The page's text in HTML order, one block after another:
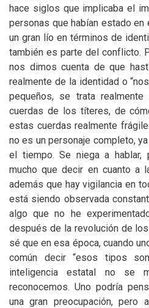
hace siglos que implicaba el
personas que habían estado
un gran lío en términos de
también es parte del conflicto.
nos dimos cuenta de que
realmente de la identidad o
pequeños, se trata
cuerdas de los títeres, de
estas cuerdas realmente
no es un personaje completo,
el tiempo. Se niega a hablar,
mucho que decir en cuanto a
además que hay vigilancia en
está siendo observada
algo que no he
después de la revolución de
sé que en esa época, cuando
común decir “esos tipos
inteligencia estatal no se
reconocemos. Uno podría
una gran preocupación,